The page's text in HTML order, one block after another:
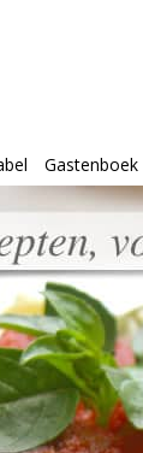
Gastenboek